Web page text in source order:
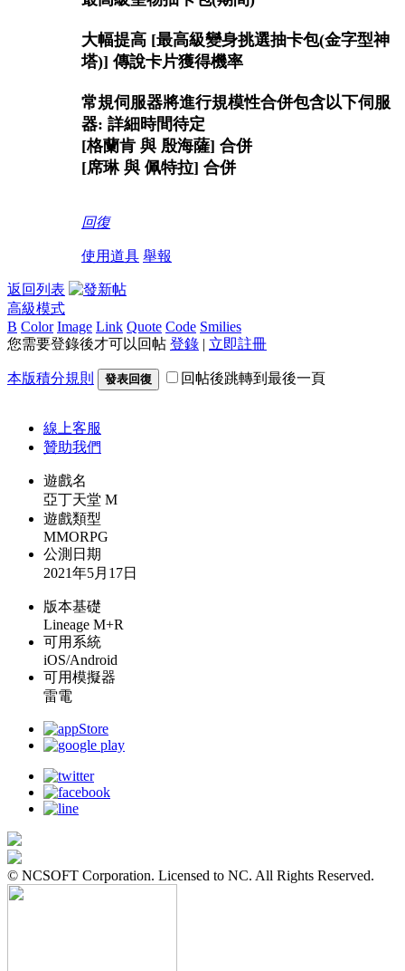
大幅提高 [最高級變身挑選抽卡包(金字型神
塔)] 傳說卡片獲得機率
常規伺服器將進行規模性合併包含以下伺服
器: 詳細時間待定
[格蘭肯 與 殷海薩] 合併
[席琳 與 佩特拉] 合併
回復
使用道具 舉報
返回列表
高級模式
B Color Image Link Quote Code Smilies
您需要登錄後才可以回帖 登錄 | 立即註冊
本版積分規則 發表回復 回帖後跳轉到最後一頁
線上客服
贊助我們
遊戲名
亞丁天堂 M
遊戲類型
MMORPG
公測日期
2021年5月17日
版本基礎
Lineage M+R
可用系統
iOS/Android
可用模擬器
雷電
© NCSOFT Corporation. Licensed to NC. All Rights Reserved.